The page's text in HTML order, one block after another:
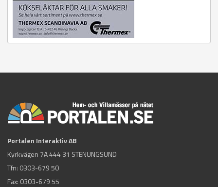
Portalen Interaktiv AB
Kyrkvägen 7A 444 31 STENUNGSUND
Tfn: 0303-679 50
Fax: 0303-679 55